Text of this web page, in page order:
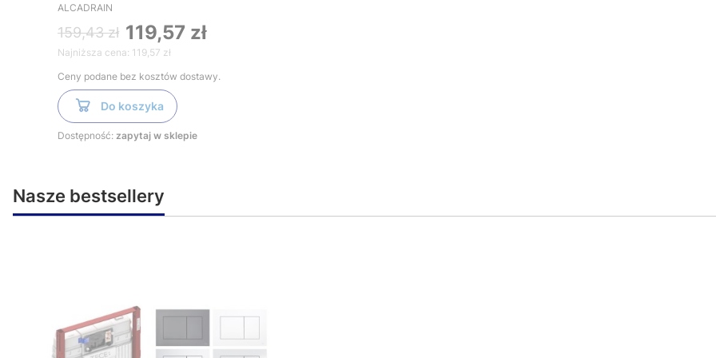
ALCADRAIN
159,43 zł 119,57 zł
Najniższa cena: 119,57 zł
Ceny podane bez kosztów dostawy.
Do koszyka
Dostępność: zapytaj w sklepie
Nasze bestsellery